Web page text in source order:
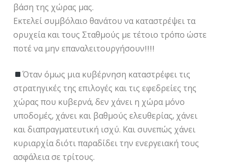
βάση της χώρας μας.
Εκτελεί συμβόλαιο θανάτου να καταστρέψει τα
ορυχεία και τους Σταθμούς με τέτοιο τρόπο ώστε
ποτέ να μην επαναλειτουργήσουν!!!!
Όταν όμως μια κυβέρνηση καταστρέφει τις
στρατηγικές της επιλογές και τις εφεδρείες της
χώρας που κυβερνά, δεν χάνει η χώρα μόνο
υποδομές, χάνει και βαθμούς ελευθερίας, χάνει
και διαπραγματευτική ισχύ. Και συνεπώς χάνει
κυριαρχία διότι παραδίδει την ενεργειακή τους
ασφάλεια σε τρίτους.